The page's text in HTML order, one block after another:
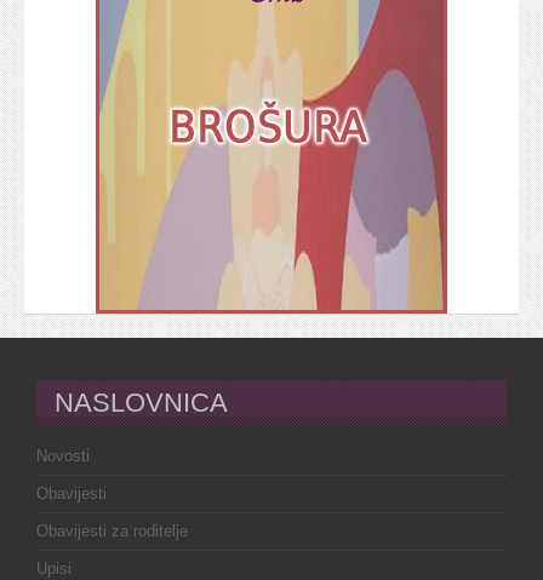
NASLOVNICA
Novosti
Obavijesti
Obavijesti za roditelje
Upisi